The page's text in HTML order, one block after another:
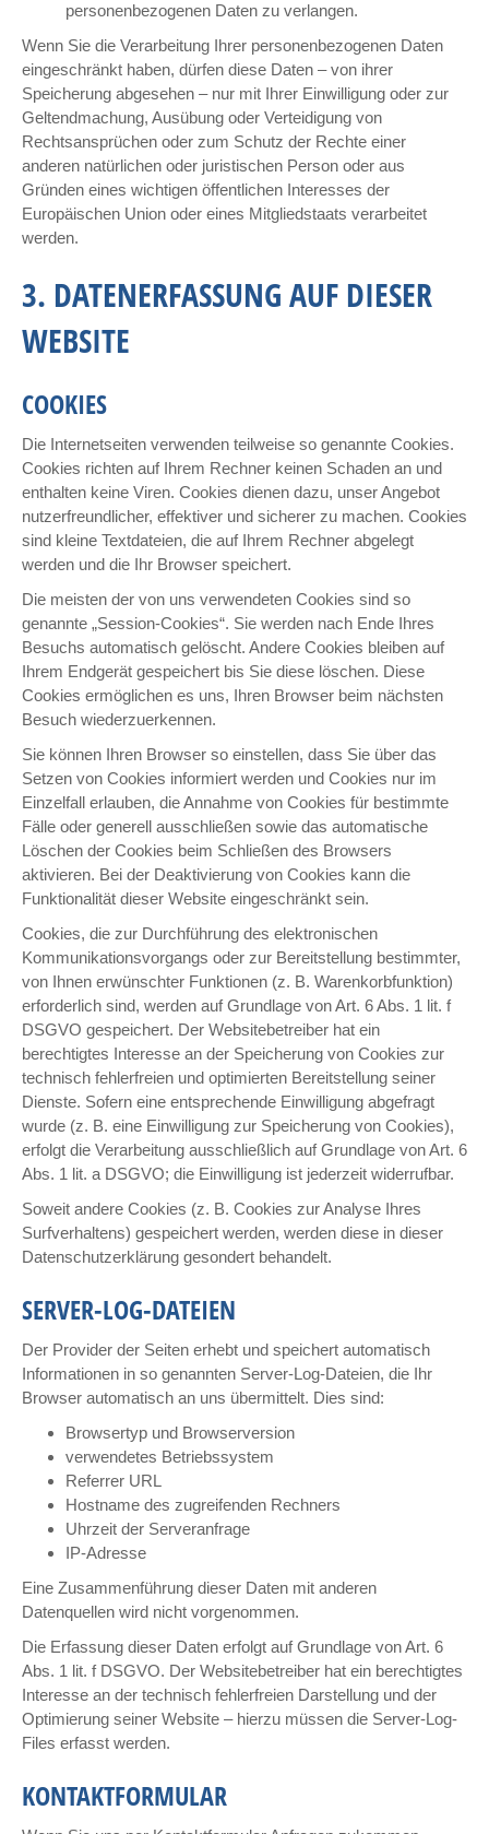
personenbezogenen Daten zu verlangen.
Wenn Sie die Verarbeitung Ihrer personenbezogenen Daten
eingeschränkt haben, dürfen diese Daten – von ihrer
Speicherung abgesehen – nur mit Ihrer Einwilligung oder zur
Geltendmachung, Ausübung oder Verteidigung von
Rechtsansprüchen oder zum Schutz der Rechte einer
anderen natürlichen oder juristischen Person oder aus
Gründen eines wichtigen öffentlichen Interesses der
Europäischen Union oder eines Mitgliedstaats verarbeitet
werden.
3. DATENERFASSUNG AUF DIESER
WEBSITE
COOKIES
Die Internetseiten verwenden teilweise so genannte Cookies.
Cookies richten auf Ihrem Rechner keinen Schaden an und
enthalten keine Viren. Cookies dienen dazu, unser Angebot
nutzerfreundlicher, effektiver und sicherer zu machen. Cookies
sind kleine Textdateien, die auf Ihrem Rechner abgelegt
werden und die Ihr Browser speichert.
Die meisten der von uns verwendeten Cookies sind so
genannte „Session-Cookies“. Sie werden nach Ende Ihres
Besuchs automatisch gelöscht. Andere Cookies bleiben auf
Ihrem Endgerät gespeichert bis Sie diese löschen. Diese
Cookies ermöglichen es uns, Ihren Browser beim nächsten
Besuch wiederzuerkennen.
Sie können Ihren Browser so einstellen, dass Sie über das
Setzen von Cookies informiert werden und Cookies nur im
Einzelfall erlauben, die Annahme von Cookies für bestimmte
Fälle oder generell ausschließen sowie das automatische
Löschen der Cookies beim Schließen des Browsers
aktivieren. Bei der Deaktivierung von Cookies kann die
Funktionalität dieser Website eingeschränkt sein.
Cookies, die zur Durchführung des elektronischen
Kommunikationsvorgangs oder zur Bereitstellung bestimmter,
von Ihnen erwünschter Funktionen (z. B. Warenkorbfunktion)
erforderlich sind, werden auf Grundlage von Art. 6 Abs. 1 lit. f
DSGVO gespeichert. Der Websitebetreiber hat ein
berechtigtes Interesse an der Speicherung von Cookies zur
technisch fehlerfreien und optimierten Bereitstellung seiner
Dienste. Sofern eine entsprechende Einwilligung abgefragt
wurde (z. B. eine Einwilligung zur Speicherung von Cookies),
erfolgt die Verarbeitung ausschließlich auf Grundlage von Art. 6
Abs. 1 lit. a DSGVO; die Einwilligung ist jederzeit widerrufbar.
Soweit andere Cookies (z. B. Cookies zur Analyse Ihres
Surfverhaltens) gespeichert werden, werden diese in dieser
Datenschutzerklärung gesondert behandelt.
SERVER-LOG-DATEIEN
Der Provider der Seiten erhebt und speichert automatisch
Informationen in so genannten Server-Log-Dateien, die Ihr
Browser automatisch an uns übermittelt. Dies sind:
Browsertyp und Browserversion
verwendetes Betriebssystem
Referrer URL
Hostname des zugreifenden Rechners
Uhrzeit der Serveranfrage
IP-Adresse
Eine Zusammenführung dieser Daten mit anderen
Datenquellen wird nicht vorgenommen.
Die Erfassung dieser Daten erfolgt auf Grundlage von Art. 6
Abs. 1 lit. f DSGVO. Der Websitebetreiber hat ein berechtigtes
Interesse an der technisch fehlerfreien Darstellung und der
Optimierung seiner Website – hierzu müssen die Server-Log-
Files erfasst werden.
KONTAKTFORMULAR